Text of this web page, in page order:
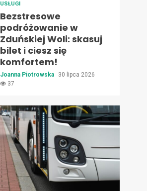
USŁUGI
Bezstresowe
podróżowanie w
Zduńskiej Woli: skasuj
bilet i ciesz się
komfortem!
Joanna Piotrowska
30 lipca 2026
37